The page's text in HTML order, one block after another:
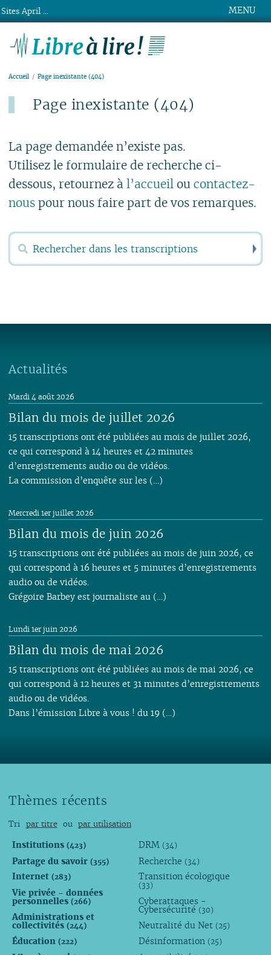
MENU
Accueil Page inexistante (404)
Page inexistante (404)
La page demandée n’existe pas.
Utilisez le formulaire de recherche ci-
dessous, retournez àl’accueil oucontactez-
nous pour nous faire part de vos remarques.
Rechercher :
Actualités
Bilan du mois de juillet 2026
Mardi 4 août 2026
15 transcriptions ont été publiées au mois de juillet 2026,
ce qui correspond à 14 heures et 42 minutes
d’enregistrements audio ou de vidéos.
La commission d’enquête sur les (…)
Bilan du mois de juin 2026
Mercredi 1er juillet 2026
15 transcriptions ont été publiées au mois de juin 2026, ce
qui correspond à 16 heures et 5 minutes d’enregistrements
audio ou de vidéos.
Grégoire Barbey est journaliste au (…)
Bilan du mois de mai 2026
Lundi 1er juin 2026
15 transcriptions ont été publiées au mois de mai 2026, ce
qui correspond à 12 heures et 31 minutes d’enregistrements
audio ou de vidéos.
Dans l’émission Libre à vous ! du 19 (…)
Thèmes récents
Tri par titre ou par utilisation
Institutions (423)
Partage du savoir (355)
Internet (283)
Vie privée - données
personnelles (266)
Administrations et
collectivités (244)
Éducation (222)
DRM (34)
Recherche (34)
Transition écologique
(33)
Cyberattaques -
Cybersécurité (30)
Neutralité du Net (25)
Désinformation (25)
Sites April ...